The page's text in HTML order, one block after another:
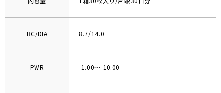
BC/DIA 8.7/14.0
PWR -1.00～-10.00